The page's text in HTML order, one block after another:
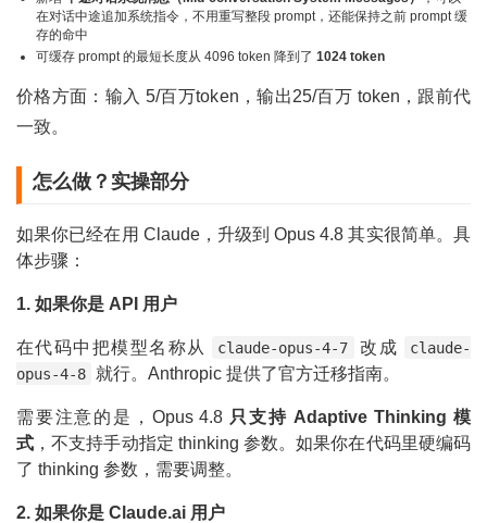
在对话中途追加系统指令，不用重写整段 prompt，还能保持之前 prompt 缓
存的命中
可缓存 prompt 的最短长度从 4096 token 降到了 1024 token
价格方面：输入 5/百万token ，输出25/百万 token，跟前代
一致。
怎么做？实操部分
如果你已经在用 Claude，升级到 Opus 4.8 其实很简单。具
体步骤：
1. 如果你是 API 用户
在代码中把模型名称从 claude-opus-4-7 改成
claude-
opus-4-8
就行。Anthropic 提供了官方迁移指南。
需要注意的是，Opus 4.8 只支持 Adaptive Thinking 模
式 ，不支持手动指定 thinking 参数。如果你在代码里硬编码
了 thinking 参数，需要调整。
2. 如果你是 Claude.ai 用户